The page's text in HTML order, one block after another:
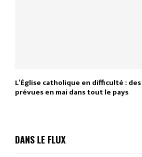
L’Église catholique en difficulté :
prévues en mai dans tout le pays
DANS LE FLUX